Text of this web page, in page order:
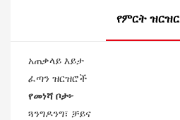
የምርት ዝርዝር
አጠቃላይ እይታ
ፈጣን ዝርዝሮች
የመነሻ ቦታ፦
ጓንግዶንግ፣ ቻይና